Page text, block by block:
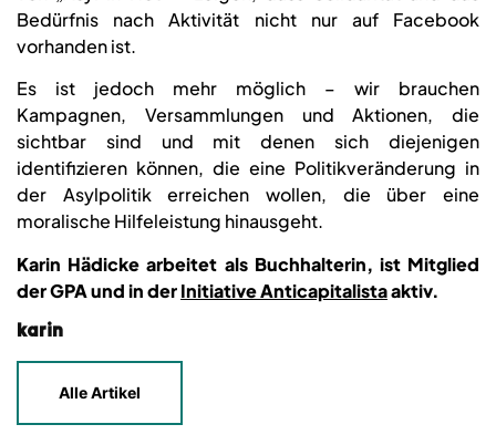
Bedürfnis nach Aktivität nicht nur auf Facebook
vorhanden ist.
Es ist jedoch mehr möglich – wir brauchen
Kampagnen, Versammlungen und Aktionen, die
sichtbar sind und mit denen sich diejenigen
identifizieren können, die eine Politikveränderung in
der Asylpolitik erreichen wollen, die über eine
moralische Hilfeleistung hinausgeht.
Karin Hädicke arbeitet als Buchhalterin, ist Mitglied
der GPA und in derInitiative Anticapitalistaaktiv.
karin
Alle Artikel